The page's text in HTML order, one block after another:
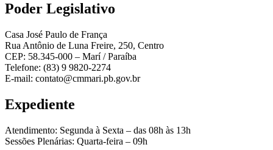
Poder Legislativo
Casa José Paulo de França
Rua Antônio de Luna Freire, 250, Centro
CEP: 58.345-000 – Marí / Paraíba
Telefone: (83) 9 9820-2274
E-mail: contato@cmmari.pb.gov.br
Expediente
Atendimento: Segunda à Sexta – das 08h às 13h
Sessões Plenárias: Quarta-feira – 09h